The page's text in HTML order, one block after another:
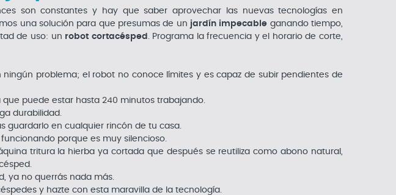
son constantes y hay que saber aprovechar las nuevas tecnologías en
una solución para que presumas de un jardín impecable ganando tiempo,
de uso: un robot cortacésped
. Programa la frecuencia y el horario de corte,
ningún problema; el robot no conoce límites y es capaz de subir pendientes de
puede estar hasta 240 minutos trabajando.
durabilidad.
guardarlo en cualquier rincón de tu casa.
porque es muy silencioso.
tritura la hierba ya cortada que después se reutiliza como abono natural,
ya no querrás nada más.
y hazte con esta maravilla de la tecnología.